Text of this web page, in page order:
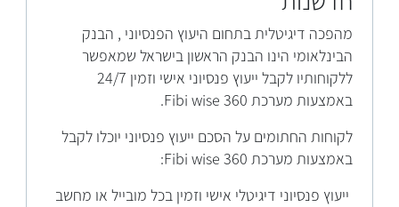
מהפכה דיגיטלית בתחום היעוץ הפנסיוני , הבנק
הבינלאומי הינו הבנק הראשון בישראל שמאפשר
ללקוחותיו לקבל ייעוץ פנסיוני אישי וזמין 24/7
באמצעות מערכת Fibi wise 360.
לקוחות החתומים על הסכם ייעוץ פנסיוני יוכלו לקבל
באמצעות מערכת Fibi wise 360:
ייעוץ פנסיוני דיגיטלי אישי וזמין בכל מובייל או מחשב